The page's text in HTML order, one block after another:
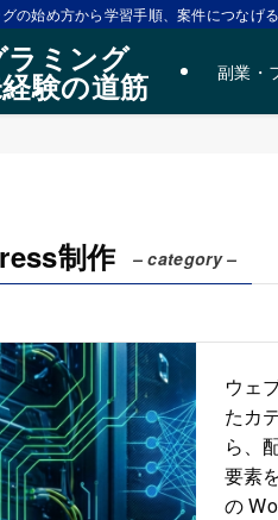
の始め方から学習手順、案件につなげ
ミング
験の道筋 副業・
制作 – category –
ウェ
たカ
ら、
要素
の